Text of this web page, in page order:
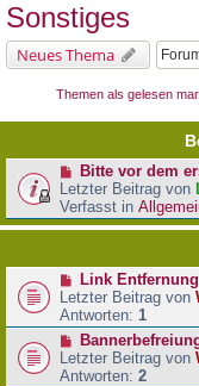
Sonstiges
Neues Thema
Themen als gelesen
Bitte vor dem
Letzter Beitrag von
Verfasst in
Link
Letzter Beitrag von
Antworten: 1
Letzter Beitrag von
Antworten: 2